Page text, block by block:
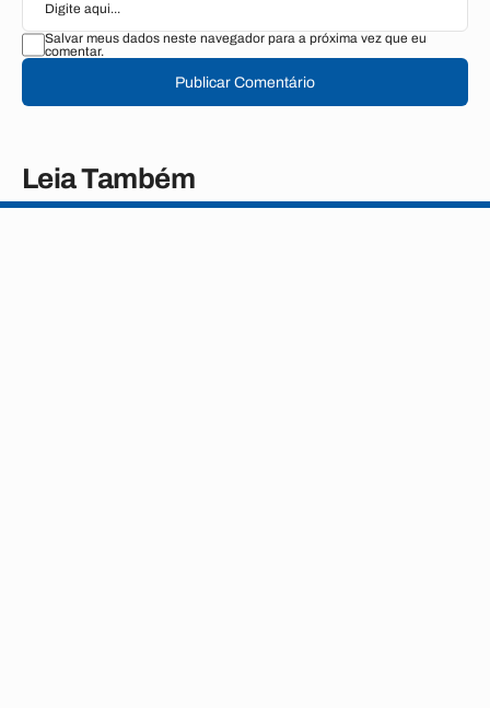
Salvar meus dados neste navegador para a próxima vez que eu
comentar.
Publicar Comentário
Leia Também